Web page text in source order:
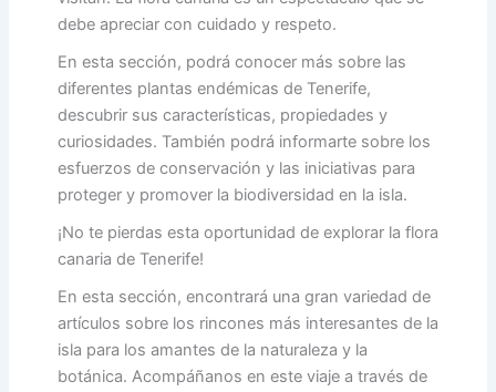
debe apreciar con cuidado y respeto.
En esta sección, podrá conocer más sobre las
diferentes plantas endémicas de Tenerife,
descubrir sus características, propiedades y
curiosidades. También podrá informarte sobre los
esfuerzos de conservación y las iniciativas para
proteger y promover la biodiversidad en la isla.
¡No te pierdas esta oportunidad de explorar la flora
canaria de Tenerife!
En esta sección, encontrará una gran variedad de
artículos sobre los rincones más interesantes de la
isla para los amantes de la naturaleza y la
botánica. Acompáñanos en este viaje a través de